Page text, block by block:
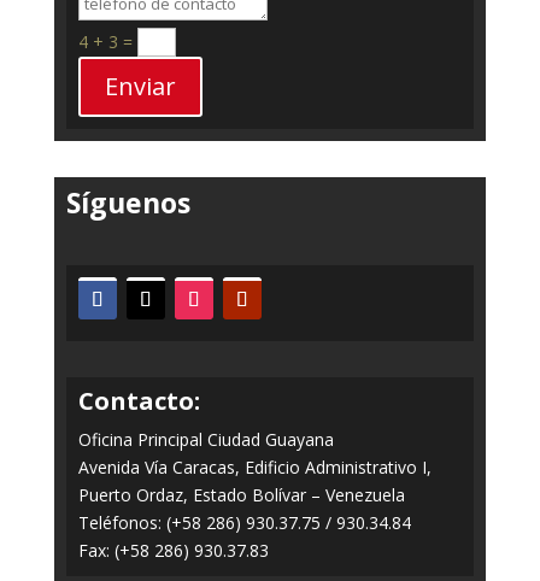
4 + 3 =
Enviar
Síguenos
Contacto:
Oficina Principal Ciudad Guayana
Avenida Vía Caracas, Edificio Administrativo I,
Puerto Ordaz, Estado Bolívar – Venezuela
Teléfonos: (+58 286) 930.37.75 / 930.34.84
Fax: (+58 286) 930.37.83